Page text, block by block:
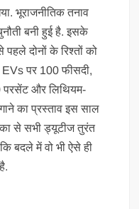
भूराजनीतिक तनाव
बनी हुई है. इसके
पहले दोनों के रिश्तों को
EVs पर 100 फीसदी,
और लिथियम-
का प्रस्ताव इस साल
से सभी ड्यूटीज तुरंत
बदले में वो भी ऐसे ही